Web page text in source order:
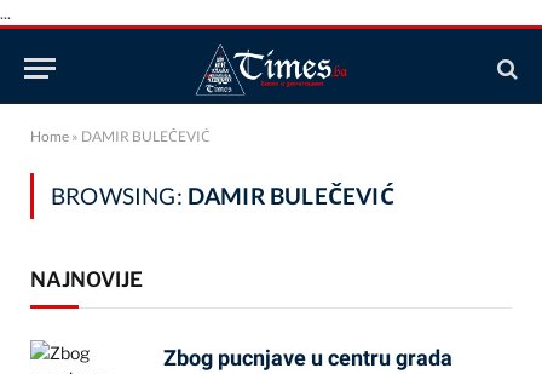
...
Home » DAMIR BULEČEVIĆ
BROWSING: DAMIR BULEČEVIĆ
NAJNOVIJE
Zbog pucnjave u centru grada